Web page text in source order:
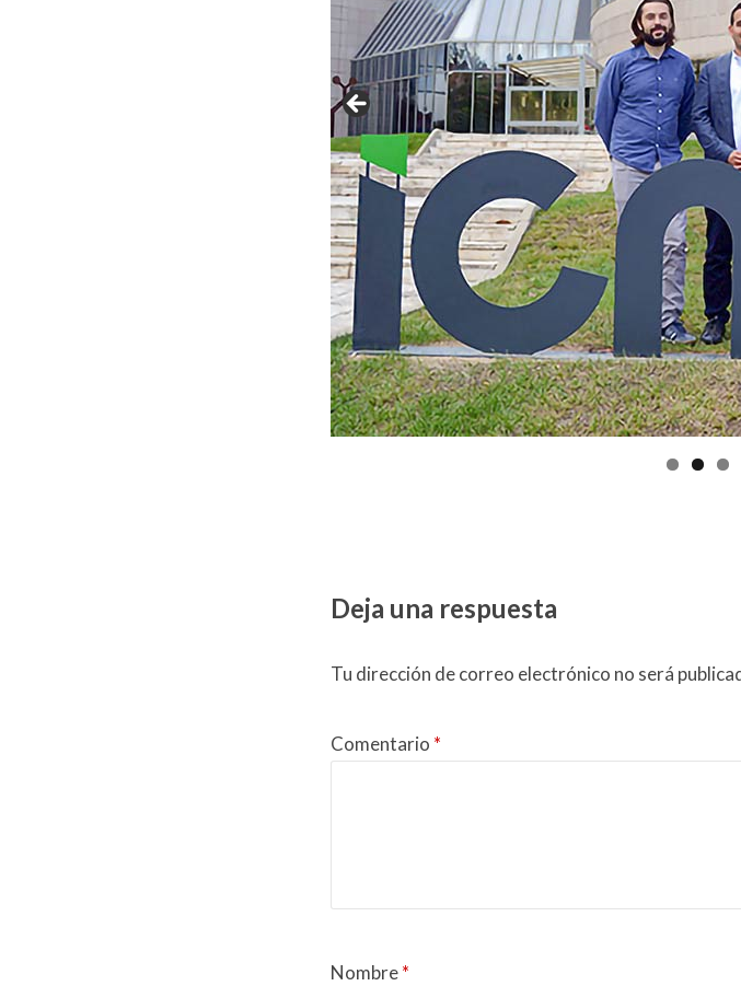
Deja una respuesta
Tu dirección de correo electrónico no será
Comentario *
Nombre*